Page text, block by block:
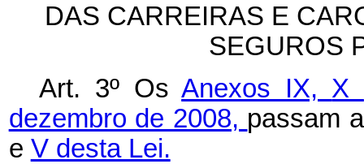
DAS CARREIRAS E
SEGUROS
Art. 3º OsAnexos IX, X
dezembro de 2008, passam
e V desta Lei.